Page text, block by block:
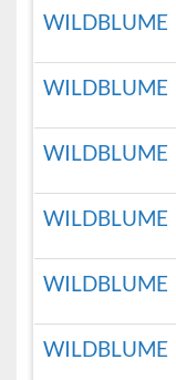
WILDBLUME
WILDBLUME
WILDBLUME
WILDBLUME
WILDBLUME
WILDBLUME